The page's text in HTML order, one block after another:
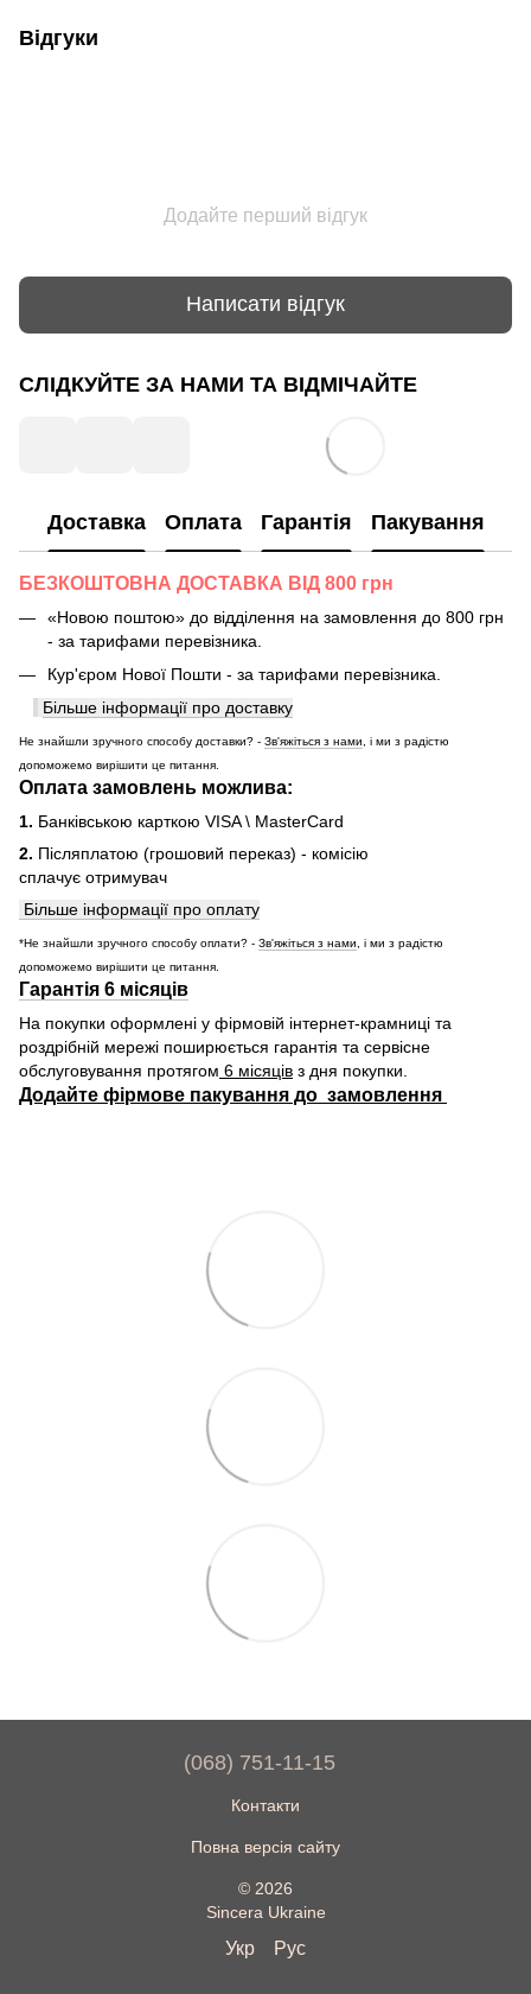
Відгуки
Додайте перший відгук
Написати відгук
СЛІДКУЙТЕ ЗА НАМИ ТА ВІДМІЧАЙТЕ
Доставка Оплата Гарантія Пакування
БЕЗКОШТОВНА ДОСТАВКА ВІД 800 грн
«Новою поштою» до відділення на замовлення до 800 грн
- за тарифами перевізника.
Кур'єром Нової Пошти - за тарифами перевізника.
Більше інформації про доставку
Не знайшли зручного способу доставки? - Зв'яжіться з нами, і ми з радістю
допоможемо вирішити це питання.
Оплата замовлень можлива:
1. Банківською карткою VISA \ MasterCard
2. Післяплатою (грошовий переказ) - комісію
сплачує отримувач
Більше інформації про оплату
*Не знайшли зручного способу оплати? - Зв'яжіться з нами, і ми з радістю
допоможемо вирішити це питання.
Гарантія 6 місяців
На покупки оформлені у фірмовій інтернет-крамниці та
роздрібній мережі поширюється гарантія та сервісне
обслуговування протягом 6 місяців з дня покупки.
Додайте фірмове пакування до замовлення
(068) 751-11-15
Контакти
Повна версія сайту
© 2026
Sincera Ukraine
Укр Рус